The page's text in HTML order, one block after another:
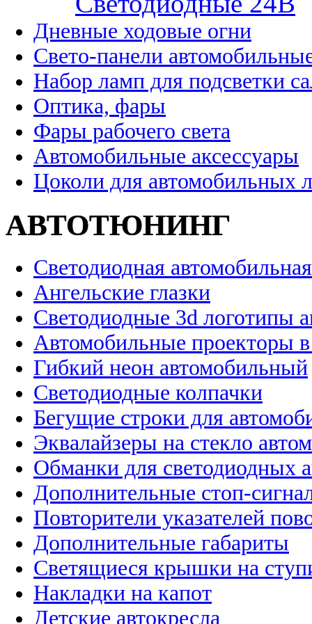
Дневные ходовые огни
Свето-панели
Набор ламп для подсветки
Оптика, фары
Фары рабочего света
Автомобильные аксессуары
Цоколи для автомобильных
АВТОТЮНИНГ
Светодиодная
Ангельские глазки
Светодиодные 3d логотипы
Автомобильные проекторы
Гибкий неон автомобильный
Светодиодные колпачки
Бегущие строки для
Эквалайзеры на стекло
Обманки для светодиодных
Дополнительные стоп-
Повторители указателей
Дополнительные габариты
Светящиеся крышки на
Накладки на капот
Детские автокресла